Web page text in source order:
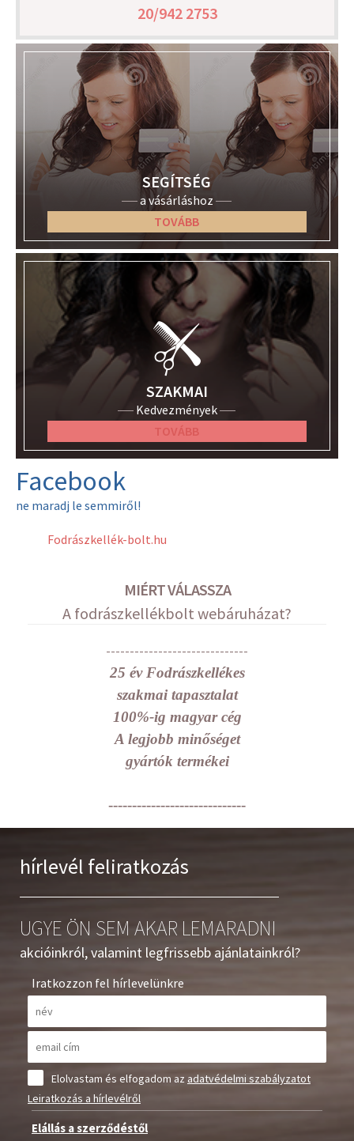
20/942 2753
SEGÍTSÉG
a vásárláshoz
TOVÁBB
SZAKMAI
Kedvezmények
TOVÁBB
Facebook
ne maradj le semmiről!
Fodrászkellék-bolt.hu
MIÉRT VÁLASSZA
A fodrászkellékbolt webáruházat?
------------------------------
25 év Fodrászkellékes
szakmai tapasztalat
100%-ig magyar cég
A legjobb minőséget
gyártók termékei
-----------------------------
hírlevél feliratkozás
UGYE ÖN SEM AKAR LEMARADNI
akcióinkról, valamint legfrissebb ajánlatainkról?
Iratkozzon fel hírlevelünkre
Elolvastam és elfogadom azadatvédelmi szabályzatot
Leiratkozás a hírlevélről
Elállás a szerződéstől